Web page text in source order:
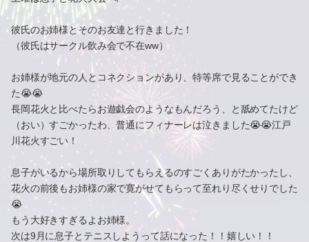
彼氏のお姉様とそのお友達と行きました！
（彼氏はサークル飲み会で不在ww）
お姉様が地元の人とコネクションがあり、特等席で見ることができ
た😭😭
長岡花火と比べたらお遊戯会のようなもんだろう、と舐めてたけど
（おい）すごかったわ、普通にフィナーレは泣きました😭😭江戸
川花火すごい！
息子がいるから場所取りしてもらえるのすごくありがたかったし、
花火の前後もお姉様の家で寛がせてもらって至れり尽くせりでした
😭
もう大好きすぎるよお姉様。
次は9月に息子とテニスしようって話になった！！嬉しい！！